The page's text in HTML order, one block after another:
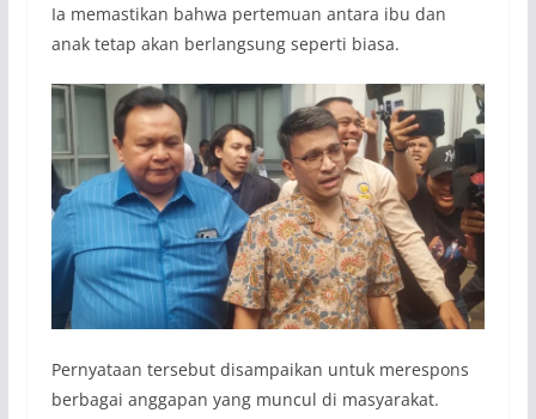
Ia memastikan bahwa pertemuan antara ibu dan
anak tetap akan berlangsung seperti biasa.
Pernyataan tersebut disampaikan untuk merespons
berbagai anggapan yang muncul di masyarakat.